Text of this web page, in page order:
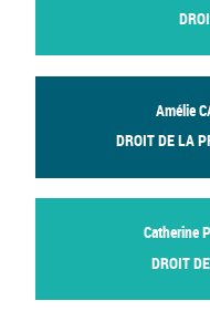
Amélie
DROIT DE LA
Catherine
DROIT